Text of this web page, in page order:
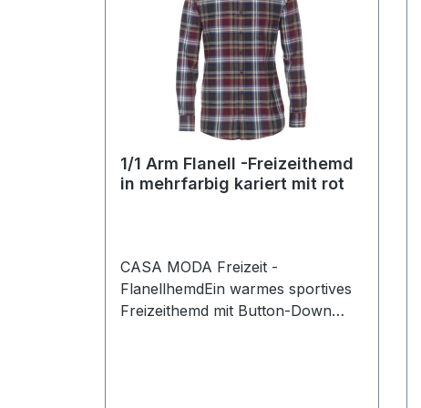
1/1 Arm Flanell -Freizeithemd
in mehrfarbig kariert mit rot
CASA MODA Freizeit -
FlanellhemdEin warmes sportives
Freizeithemd mit Button-Down